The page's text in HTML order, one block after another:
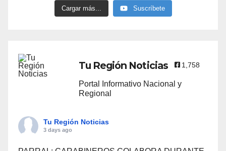
Cargar más... Suscríbete
Tu Región Noticias 1,758
Portal Informativo Nacional y
Regional
Tu Región Noticias
3 days ago